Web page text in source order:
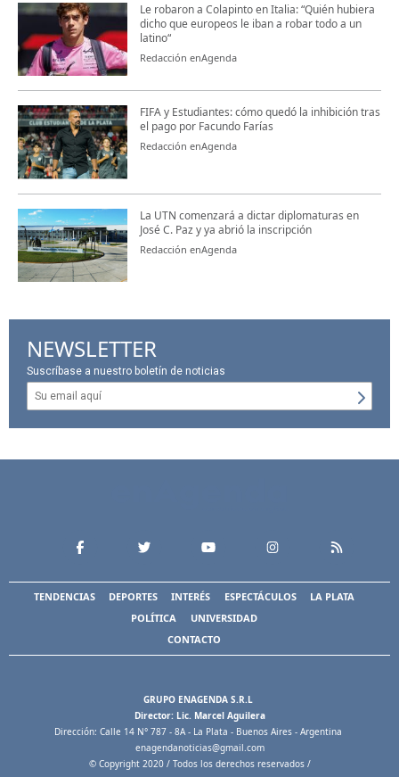
Le robaron a Colapinto en Italia: “Quién hubiera
dicho que europeos le iban a robar todo a un
latino“
Redacción enAgenda
FIFA y Estudiantes: cómo quedó la inhibición tras
el pago por Facundo Farías
Redacción enAgenda
La UTN comenzará a dictar diplomaturas en
José C. Paz y ya abrió la inscripción
Redacción enAgenda
NEWSLETTER
Suscríbase a nuestro boletín de noticias
TENDENCIAS DEPORTES INTERÉS ESPECTÁCULOS
LA PLATA
POLÍTICA
UNIVERSIDAD
CONTACTO
GRUPO ENAGENDA S.R.L
Director: Lic. Marcel Aguilera
Dirección: Calle 14 N° 787 - 8A - La Plata - Buenos Aires - Argentina
enagendanoticias@gmail.com
© Copyright 2020 / Todos los derechos reservados /